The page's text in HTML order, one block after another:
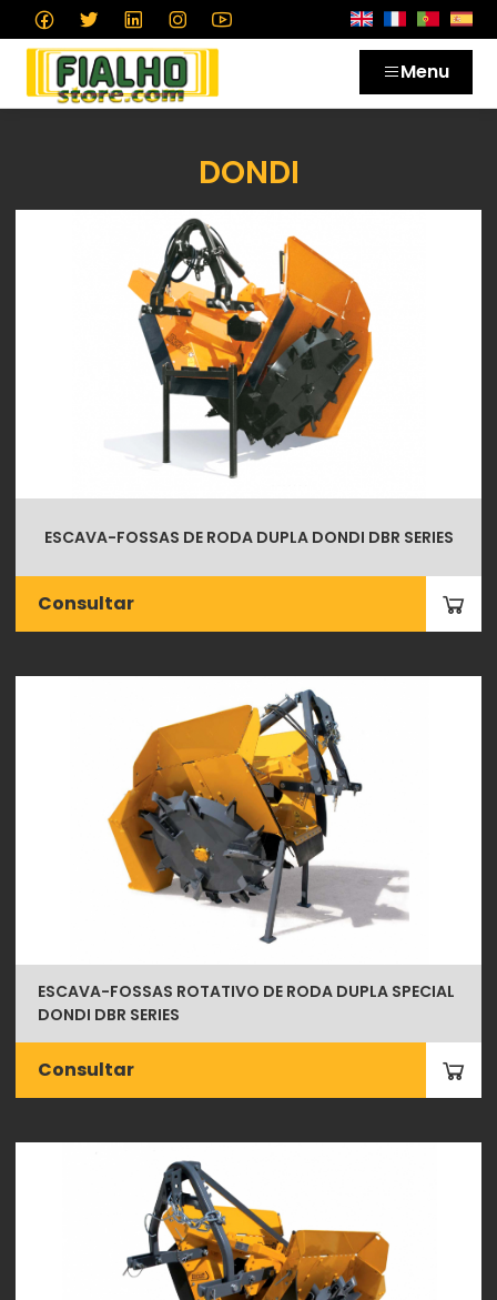
Menu
DONDI
ESCAVA-FOSSAS DE RODA DUPLA DONDI DBR SERIES
Consultar
ESCAVA-FOSSAS ROTATIVO DE RODA DUPLA SPECIAL
DONDI DBR SERIES
Consultar